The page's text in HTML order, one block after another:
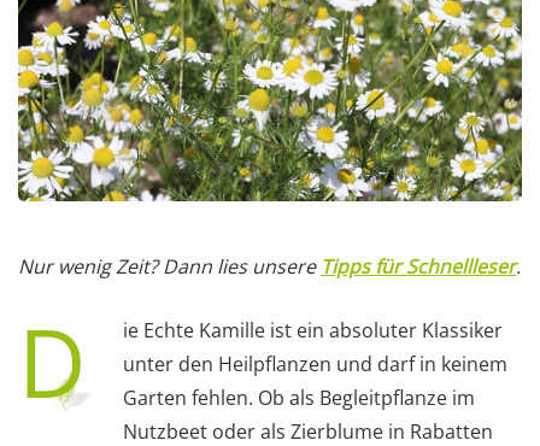
Nur wenig Zeit? Dann lies unsere Tipps für Schnellleser.
D
ie Echte Kamille ist ein absoluter Klassiker
unter den Heilpflanzen und darf in keinem
Garten fehlen. Ob als Begleitpflanze im
Nutzbeet oder als Zierblume in Rabatten